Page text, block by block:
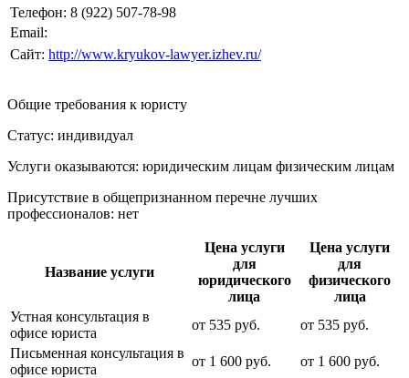
Телефон: 8 (922) 507-78-98
Email:
Сайт: http://www.kryukov-lawyer.izhev.ru/
Общие требования к юристу
Статус: индивидуал
Услуги оказываются: юридическим лицам физическим лицам
Присутствие в общепризнанном перечне лучших
профессионалов: нет
Название услуги
Цена услуги
для
юридического
лица
Цена услуги
для
физического
лица
Устная консультация в
офисе юриста
от 535 руб. от 535 руб.
Письменная консультация в
офисе юриста
от 1 600 руб. от 1 600 руб.